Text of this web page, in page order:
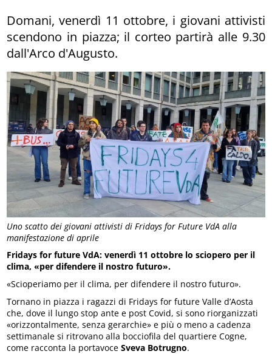
Uno scatto dei giovani attivisti di Fridays for Future VdA alla
manifestazione di aprile
Domani, venerdì 11 ottobre, i giovani attivisti
scendono in piazza; il corteo partirà alle 9.30
dall'Arco d'Augusto.
Fridays for future VdA: venerdì 11 ottobre lo sciopero per il
clima, «per difendere il nostro futuro».
«Scioperiamo per il clima, per difendere il nostro futuro».
Tornano in piazza i ragazzi di Fridays for future Valle d’Aosta
che, dove il lungo stop ante e post Covid, si sono riorganizzati
«orizzontalmente, senza gerarchie» e più o meno a cadenza
settimanale si ritrovano alla bocciofila del quartiere Cogne,
come racconta la portavoceSveva Botrugno.